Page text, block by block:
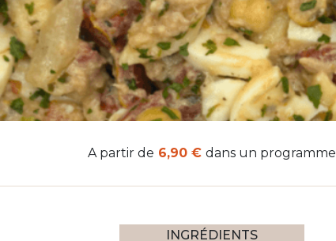
A partir de 6,90 € dans un programme
INGRÉDIENTS